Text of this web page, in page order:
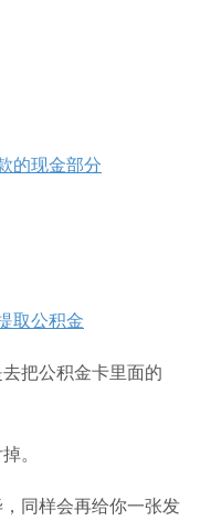
的现金部分
取公积金
把公积金卡里面的
。
同样会再给你一张发